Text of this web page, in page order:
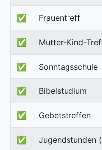
✅ Frauentreff
✅ Mutter-Kind-
✅ Sonntagsschule
✅ Bibelstudium
✅ Gebetstreffen
✅ Jugendstunden